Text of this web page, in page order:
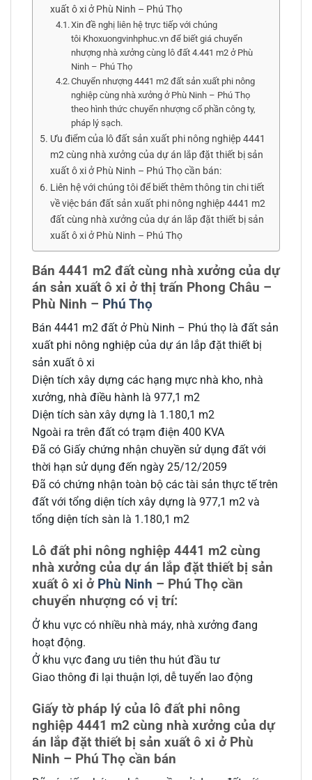
xuất ô xi ở Phù Ninh – Phú Thọ
Xin đề nghị liên hệ trực tiếp với chúng
tôi Khoxuongvinhphuc.vn để biết giá chuyển
nhượng nhà xưởng cùng lô đất 4.441 m2 ở Phù
Ninh – Phú Thọ
Chuyển nhượng 4441 m2 đất sản xuất phi nông
nghiệp cùng nhà xưởng ở Phù Ninh – Phú Thọ
theo hình thức chuyển nhượng cổ phần công ty,
pháp lý sạch.
Ưu điểm của lô đất sản xuất phi nông nghiệp 4441
m2 cùng nhà xưởng của dự án lắp đặt thiết bị sản
xuất ô xi ở Phù Ninh – Phú Thọ cần bán:
Liên hệ với chúng tôi để biết thêm thông tin chi tiết
về việc bán đất sản xuất phi nông nghiệp 4441 m2
đất cùng nhà xưởng của dự án lắp đặt thiết bị sản
xuất ô xi ở Phù Ninh – Phú Thọ
Bán 4441 m2 đất cùng nhà xưởng của dự
án sản xuất ô xi ở thị trấn Phong Châu –
Phù Ninh – Phú Thọ
Bán 4441 m2 đất ở Phù Ninh – Phú thọ là đất sản
xuất phi nông nghiệp của dự án lắp đặt thiết bị
sản xuất ô xi
Diện tích xây dựng các hạng mực nhà kho, nhà
xưởng, nhà điều hành là 977,1 m2
Diện tích sàn xây dựng là 1.180,1 m2
Ngoài ra trên đất có trạm điện 400 KVA
Đã có Giấy chứng nhận chuyền sử dụng đất với
thời hạn sử dụng đến ngày 25/12/2059
Đã có chứng nhận toàn bộ các tài sản thực tế trên
đất với tổng diện tích xây dựng là 977,1 m2 và
tổng diện tích sàn là 1.180,1 m2
Lô đất phi nông nghiệp 4441 m2 cùng
nhà xưởng của dự án lắp đặt thiết bị sản
xuất ô xi ở Phù Ninh – Phú Thọ cần
chuyển nhượng có vị trí:
Ở khu vực có nhiều nhà máy, nhà xưởng đang
hoạt động.
Ở khu vực đang ưu tiên thu hút đầu tư
Giao thông đi lại thuận lợi, dễ tuyển lao động
Giấy tờ pháp lý của lô đất phi nông
nghiệp 4441 m2 cùng nhà xưởng của dự
án lắp đặt thiết bị sản xuất ô xi ở Phù
Ninh – Phú Thọ cần bán